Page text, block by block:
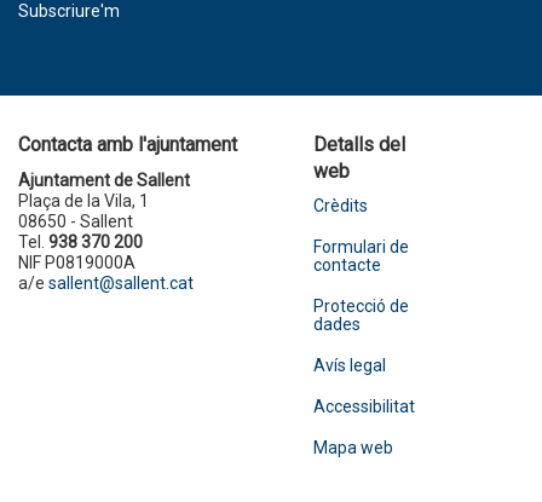
Subscriure'm
Contacta amb l'ajuntament
Ajuntament de Sallent
Plaça de la Vila, 1
08650 - Sallent
Tel. 938 370 200
NIF P0819000A
a/e sallent@sallent.cat
Detalls del
web
Crèdits
Formulari de
contacte
Protecció de
dades
Avís legal
Accessibilitat
Mapa web